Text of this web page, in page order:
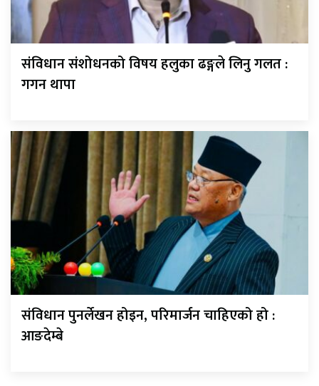
संविधान संशोधनको विषय हलुका ढङ्गले लिनु गलत :
गगन थापा
संविधान पुनर्लेखन होइन, परिमार्जन चाहिएको हो :
आङदेम्बे